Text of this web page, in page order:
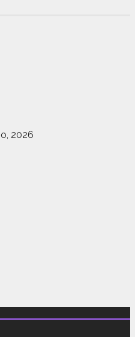
2026